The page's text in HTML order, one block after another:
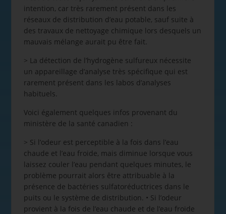
intention, car très rarement présent dans les
réseaux de distribution d’eau potable, sauf suite à
des travaux de nettoyage chimique lors desquels un
mauvais mélange aurait pu être fait.
> La détection de l’hydrogène sulfureux nécessite
un appareillage d’analyse très spécifique qui est
rarement présent dans les labos d’analyses
habituels.
Voici également quelques infos provenant du
ministère de la santé canadien :
> Si l’odeur est perceptible à la fois dans l’eau
chaude et l’eau froide, mais diminue lorsque vous
laissez couler l’eau pendant quelques minutes, le
problème pourrait alors être attribuable à la
présence de bactéries sulfatoréductrices dans le
puits ou le système de distribution. • Si l’odeur
provient à la fois de l’eau chaude et de l’eau froide